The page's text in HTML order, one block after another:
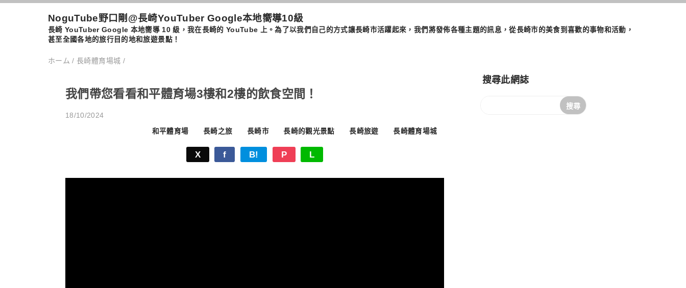
NoguTube野口剛@長崎YouTuber Google本地嚮導10級
長崎 YouTuber Google 本地嚮導 10 級，​​我在長崎的 YouTube 上。為了以我們自己的方式讓長崎市活躍起來，我們將發佈各種主題的訊息，從長崎市的美食到喜歡的事物和活動，
甚至全國各地的旅行目的地和旅遊景點！
ホーム /長崎體育場城 /
我們帶您看看和平體育場3樓和2樓的飲食空間！
18/10/2024
和平體育場 長崎之旅 長崎市 長崎的觀光景點 長崎旅遊 長崎體育場城
X f B! P L
搜尋此網誌